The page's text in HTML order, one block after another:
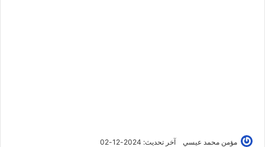
مؤمن محمد عيسي آخر تحديث: 2024-12-02